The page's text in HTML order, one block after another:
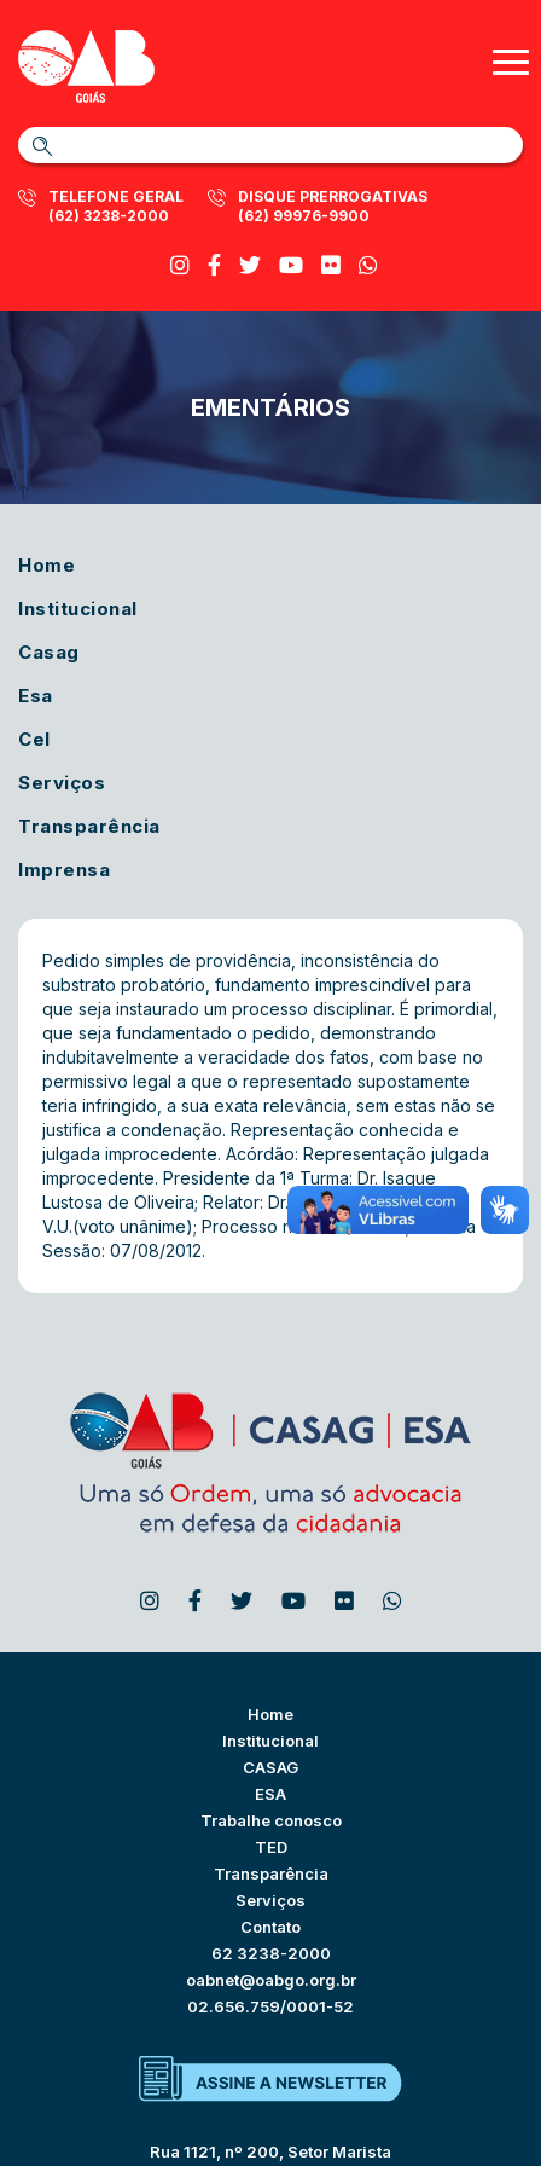
TELEFONE GERAL
(62) 3238-2000
DISQUE PRERROGATIVAS
(62) 99976-9900
EMENTÁRIOS
Home
Institucional
Casag
Esa
Cel
Serviços
Transparência
Imprensa
Pedido simples de providência, inconsistência do
substrato probatório, fundamento imprescindível para
que seja instaurado um processo disciplinar. É primordial,
que seja fundamentado o pedido, demonstrando
indubitavelmente a veracidade dos fatos, com base no
permissivo legal a que o representado supostamente
teria infringido, a sua exata relevância, sem estas não se
justifica a condenação. Representação conhecida e
julgada improcedente. Acórdão: Representação julgada
improcedente. Presidente da 1ª Turma: Dr. Isaque
Lustosa de Oliveira; Relator: Dr. Juliano Rocha Dantas;
V.U.(voto unânime); Processo nº: 2010/02746; Data da
Sessão: 07/08/2012.
Home
Institucional
CASAG
ESA
Trabalhe conosco
TED
Transparência
Serviços
Contato
62 3238-2000
oabnet@oabgo.org.br
02.656.759/0001-52
Rua 1121, nº 200, Setor Marista